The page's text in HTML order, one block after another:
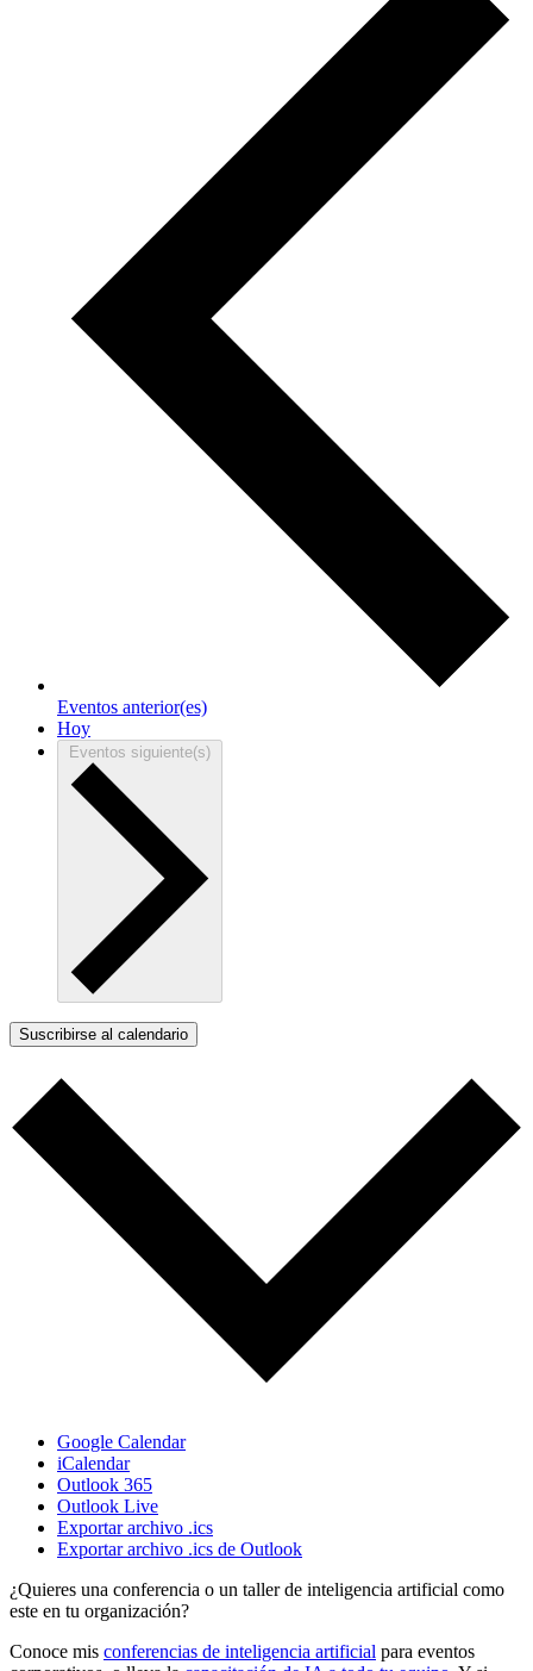
Eventos anterior(es)
Hoy
Eventos siguiente(s)
Suscribirse al calendario
Google Calendar
iCalendar
Outlook 365
Outlook Live
Exportar archivo .ics
Exportar archivo .ics de Outlook
¿Quieres una conferencia o un taller de inteligencia artificial como
este en tu organización?
Conoce mis conferencias de inteligencia artificial para eventos